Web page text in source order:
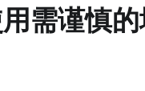
需谨慎